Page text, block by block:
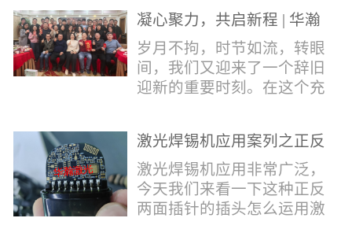
每一枚锡环锡含量标准化，
激光一次性熔融，焊点大
小、锡厚高度统一...
的技术、高效智能的生产优
势与零缺陷的品控标准，我
们的CCS激光焊接机持续斩
获大量订单，近两月产能全
开、排期紧凑，生产线有序
整机调试、性能检测到成品
电，更承载着电压、温度信
号的实时采集，是连接电芯
与BMS电池管理系统的关键
桥梁。而连接这一切的，正
领域十余载，没有华丽的措
辞，只有最朴实的工艺呈
现，为客户解决实实在在的
落地生产难题。决定电池安
全的“微米关卡”随着新能源
凝心聚力，共启新程 | 华瀚
激光年度盛典
岁月不拘，时节如流，转眼
间，我们又迎来了一个辞旧
迎新的重要时刻。在这个充
堂，共同回顾了过去一年的
奋斗与辉煌，分享了成功的
喜悦，并对新的一年充满了
无限憧憬。回望过去，铭记
激光焊锡机应用案列之正反
两面插针焊接
激光焊锡机应用非常广泛，
今天我们来看一下这种正反
两面插针的插头怎么运用激